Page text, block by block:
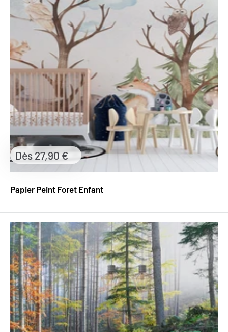
Papier Peint Foret Enfant
Prix
réduit
Dès 27,90 €